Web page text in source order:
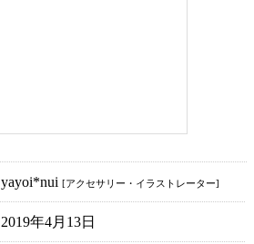
yayoi*nui [アクセサリー・イラストレーター]
2019年4月13日